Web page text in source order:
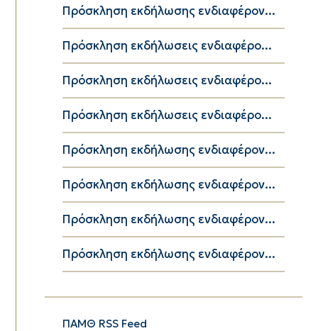
Πρόσκληση εκδήλωσης ενδιαφέρον...
Πρόσκληση εκδήλωσεις ενδιαφέρο...
Πρόσκληση εκδήλωσεις ενδιαφέρο...
Πρόσκληση εκδήλωσεις ενδιαφέρο...
Πρόσκληση εκδήλωσης ενδιαφέρον...
Πρόσκληση εκδήλωσης ενδιαφέρον...
Πρόσκληση εκδήλωσης ενδιαφέρον...
Πρόσκληση εκδήλωσης ενδιαφέρον...
ΠΑΜΘ RSS Feed